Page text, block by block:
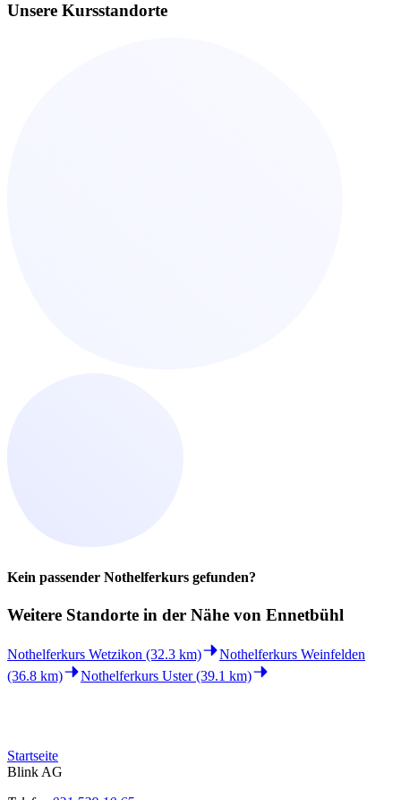
Unsere Kursstandorte
Kein passender Nothelferkurs gefunden?
Weitere Standorte in der Nähe von Ennetbühl
Nothelferkurs Wetzikon (32.3 km)
Nothelferkurs Weinfelden
(36.8 km)
Nothelferkurs Uster (39.1 km)
Startseite
Blink AG